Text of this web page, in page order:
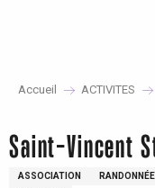
Accueil ACTIVITES
Saint-Vincent
ASSOCIATION